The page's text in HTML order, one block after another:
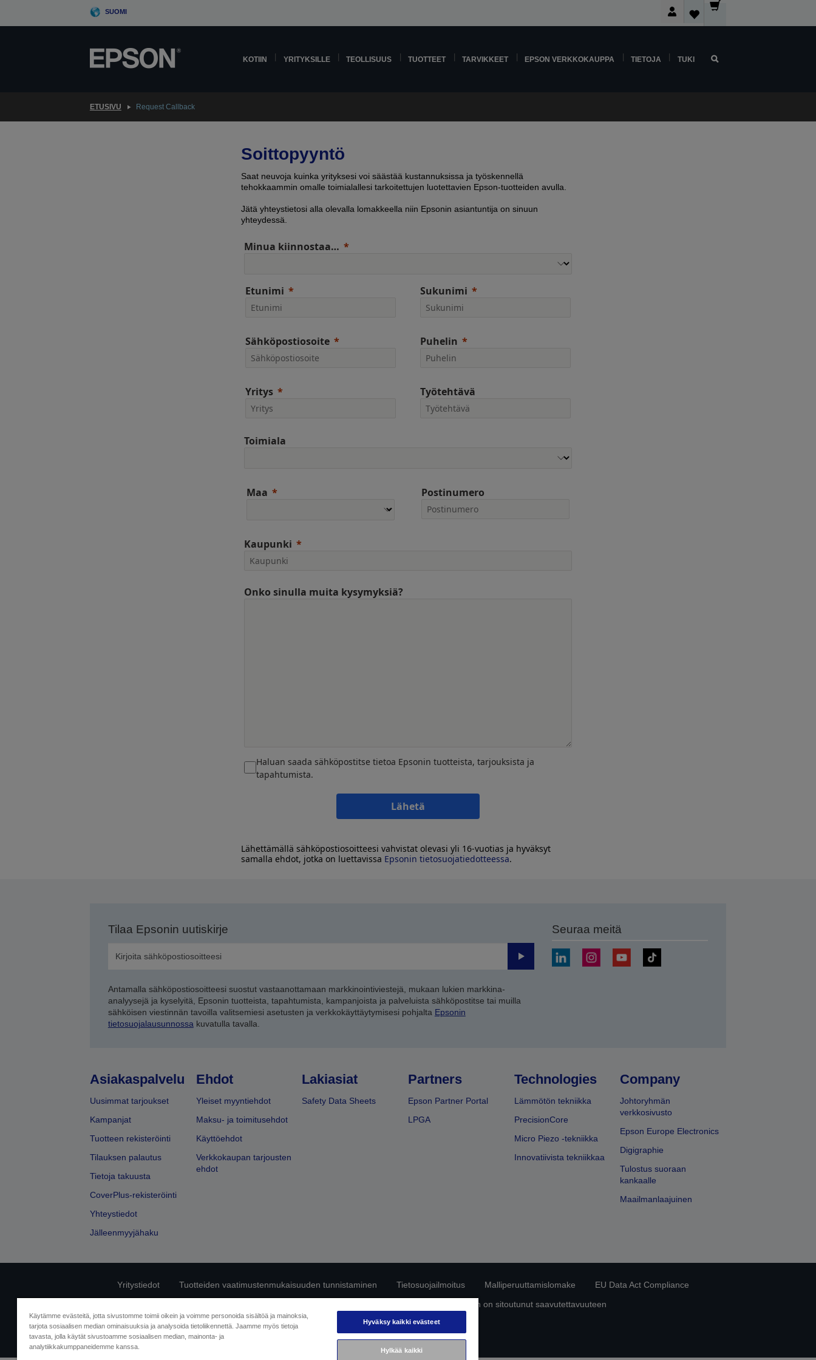
SUOMI
KOTIIN YRITYKSILLE TEOLLISUUS TUOTTEET TARVIKKEET EPSON VERKKOKAUPPA TIETOJA TUKI
ETUSIVU Request Callback
Soittopyyntö
Saat neuvoja kuinka yrityksesi voi säästää kustannuksissa ja työskennellä
tehokkaammin omalle toimialallesi tarkoitettujen luotettavien Epson-tuotteiden avulla.
Jätä yhteystietosi alla olevalla lomakkeella niin Epsonin asiantuntija on sinuun
yhteydessä.
Minua kiinnostaa…
Etunimi Sukunimi
Sähköpostiosoite Puhelin
Yritys Työtehtävä
Toimiala
Maa Postinumero
Kaupunki
Onko sinulla muita kysymyksiä?
Haluan saada sähköpostitse tietoa Epsonin tuotteista, tarjouksista ja
tapahtumista.
Lähetä
Lähettämällä sähköpostiosoitteesi vahvistat olevasi yli 16-vuotias ja hyväksyt
samalla ehdot, jotka on luettavissa Epsonin tietosuojatiedotteessa.
Tilaa Epsonin uutiskirje
Lähetä
Antamalla sähköpostiosoitteesi suostut vastaanottamaan markkinointiviestejä, mukaan lukien markkina-
analyysejä ja kyselyitä, Epsonin tuotteista, tapahtumista, kampanjoista ja palveluista sähköpostitse tai muilla
sähköisen viestinnän tavoilla valitsemiesi asetusten ja verkkokäyttäytymisesi pohjalta Epsonin
tietosuojalausunnossa kuvatulla tavalla.
Seuraa meitä
Asiakaspalvelu
Uusimmat tarjoukset
Kampanjat
Tuotteen rekisteröinti
Tilauksen palautus
Tietoja takuusta
CoverPlus-rekisteröinti
Yhteystiedot
Jälleenmyyjähaku
Ehdot
Yleiset myyntiehdot
Maksu- ja toimitusehdot
Käyttöehdot
Verkkokaupan tarjousten
ehdot
Lakiasiat
Safety Data Sheets
Partners
Epson Partner Portal
LPGA
Technologies
Lämmötön tekniikka
PrecisionCore
Micro Piezo -tekniikka
Innovatiivista tekniikkaa
Company
Johtoryhmän
verkkosivusto
Epson Europe Electronics
Digigraphie
Tulostus suoraan
kankaalle
Maailmanlaajuinen
Yritystiedot Tuotteiden vaatimustenmukaisuuden tunnistaminen Tietosuojailmoitus Malliperuuttamislomake
EU Data Act Compliance
Epson on sitoutunut saavutettavuuteen
Käytämme evästeitä, jotta sivustomme toimii oikein ja voimme personoida sisältöä ja mainoksia,
tarjota sosiaalisen median ominaisuuksia ja analysoida tietoliikennettä. Jaamme myös tietoja
tavasta, jolla käytät sivustoamme sosiaalisen median, mainonta- ja
analytiikkakumppaneidemme kanssa.
Hyväksy kaikki evästeet
Hylkää kaikki